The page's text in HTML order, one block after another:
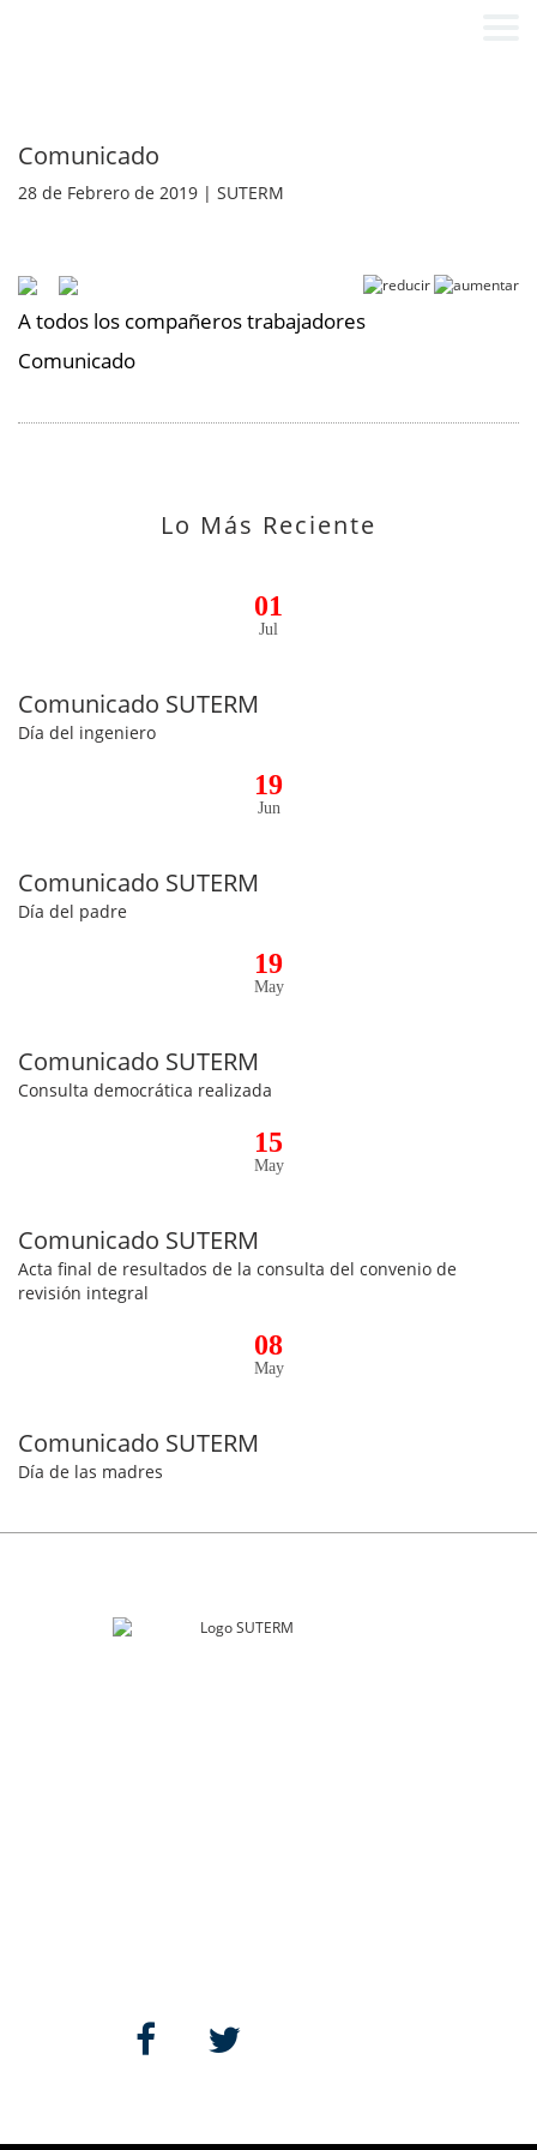
Comunicado
28 de Febrero de 2019 | SUTERM
A todos los compañeros trabajadores
Comunicado
Lo Más Reciente
01
Jul
Comunicado SUTERM
Día del ingeniero
19
Jun
Comunicado SUTERM
Día del padre
19
May
Comunicado SUTERM
Consulta democrática realizada
15
May
Comunicado SUTERM
Acta final de resultados de la consulta del convenio de
revisión integral
08
May
Comunicado SUTERM
Día de las madres